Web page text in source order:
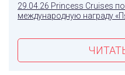
29.04.26 Princess Cruises
международную награду